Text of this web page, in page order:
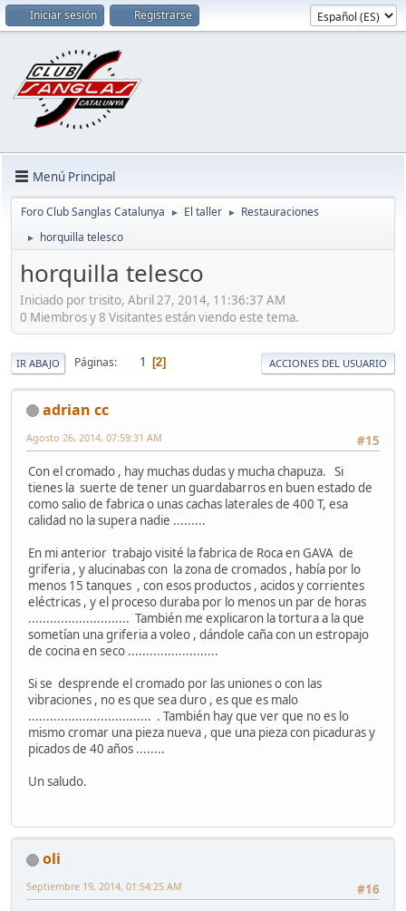
Iniciar sesión Registrarse
Menú Principal
Foro Club Sanglas Catalunya ► El taller ► Restauraciones
► horquilla telesco
horquilla telesco
Iniciado por trisito, Abril 27, 2014, 11:36:37 AM
0 Miembros y 8 Visitantes están viendo este tema.
IR ABAJO Páginas 1 2 ACCIONES DEL USUARIO
adrian cc
#15
Agosto 26, 2014, 07:59:31 AM
Con el cromado , hay muchas dudas y mucha chapuza. Si
tienes la suerte de tener un guardabarros en buen estado de
como salio de fabrica o unas cachas laterales de 400 T, esa
calidad no la supera nadie .........
En mi anterior trabajo visité la fabrica de Roca en GAVA de
griferia , y alucinabas con la zona de cromados , había por lo
menos 15 tanques , con esos productos , acidos y corrientes
eléctricas , y el proceso duraba por lo menos un par de horas
............................ También me explicaron la tortura a la que
sometían una griferia a voleo , dándole caña con un estropajo
de cocina en seco .........................
Si se desprende el cromado por las uniones o con las
vibraciones , no es que sea duro , es que es malo
.................................. . También hay que ver que no es lo
mismo cromar una pieza nueva , que una pieza con picaduras y
picados de 40 años ........
Un saludo.
oli
#16
Septiembre 19, 2014, 01:54:25 AM